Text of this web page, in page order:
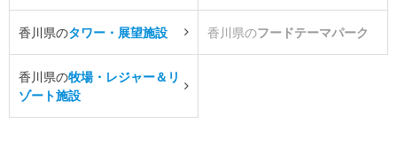
香川県のタワー・展望施設 香川県のフードテーマパーク
香川県の牧場・レジャー＆リ
ゾート施設